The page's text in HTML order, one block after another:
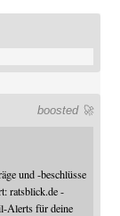
boosted 🚀
und -beschlüsse
ratsblick.de -
Alerts für deine